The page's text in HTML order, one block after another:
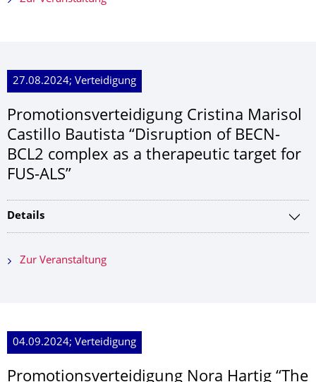
27.08.2024; Verteidigung
Promotionsver­teidigung Cristina Marisol
Castillo Bautista “Disruption of BECN-
BCL2 complex as a therapeutic target for
FUS-ALS”
Details
Zur Veranstaltung
04.09.2024; Verteidigung
Promotionsver­teidigung Nora Hartig “The